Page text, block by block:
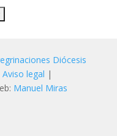
Diócesis
Aviso legal |
Manuel Miras